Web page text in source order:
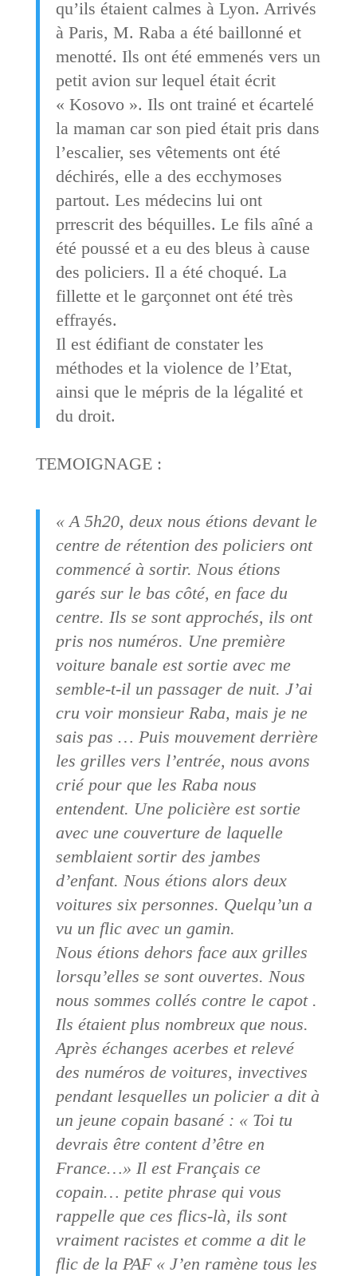
qu’ils étaient calmes à Lyon. Arrivés
à Paris, M. Raba a été baillonné et
menotté. Ils ont été emmenés vers un
petit avion sur lequel était écrit
« Kosovo ». Ils ont trainé et écartelé
la maman car son pied était pris dans
l’escalier, ses vêtements ont été
déchirés, elle a des ecchymoses
partout. Les médecins lui ont
prrescrit des béquilles. Le fils aîné a
été poussé et a eu des bleus à cause
des policiers. Il a été choqué. La
fillette et le garçonnet ont été très
effrayés.
Il est édifiant de constater les
méthodes et la violence de l’Etat,
ainsi que le mépris de la légalité et
du droit.
TEMOIGNAGE :
« A 5h20, deux nous étions devant le
centre de rétention des policiers ont
commencé à sortir. Nous étions
garés sur le bas côté, en face du
centre. Ils se sont approchés, ils ont
pris nos numéros. Une première
voiture banale est sortie avec me
semble-t-il un passager de nuit. J’ai
cru voir monsieur Raba, mais je ne
sais pas … Puis mouvement derrière
les grilles vers l’entrée, nous avons
crié pour que les Raba nous
entendent. Une policière est sortie
avec une couverture de laquelle
semblaient sortir des jambes
d’enfant. Nous étions alors deux
voitures six personnes. Quelqu’un a
vu un flic avec un gamin.
Nous étions dehors face aux grilles
lorsqu’elles se sont ouvertes. Nous
nous sommes collés contre le capot .
Ils étaient plus nombreux que nous.
Après échanges acerbes et relevé
des numéros de voitures, invectives
pendant lesquelles un policier a dit à
un jeune copain basané : « Toi tu
devrais être content d’être en
France…» Il est Français ce
copain… petite phrase qui vous
rappelle que ces flics-là, ils sont
vraiment racistes et comme a dit le
flic de la PAF « J’en ramène tous les